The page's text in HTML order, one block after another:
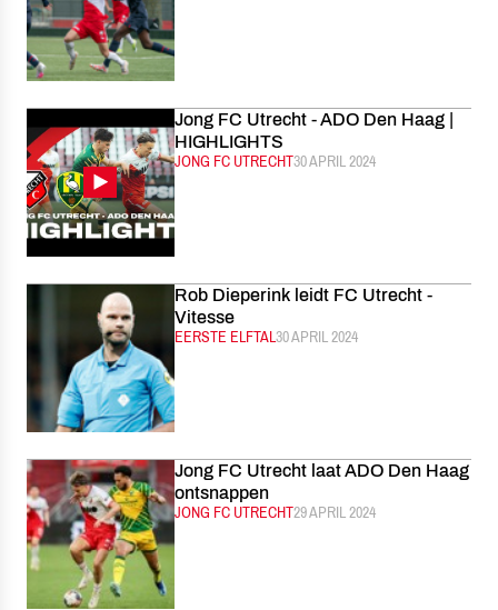
Jong FC Utrecht - ADO Den Haag |
HIGHLIGHTS
CATEGORIE:
JONG FC UTRECHTGEPUBLICEERD:
30 APRIL 2024
Rob Dieperink leidt FC Utrecht -
Vitesse
CATEGORIE:
EERSTE ELFTALGEPUBLICEERD:
30 APRIL 2024
Jong FC Utrecht laat ADO Den Haag
ontsnappen
CATEGORIE:
JONG FC UTRECHTGEPUBLICEERD:
29 APRIL 2024